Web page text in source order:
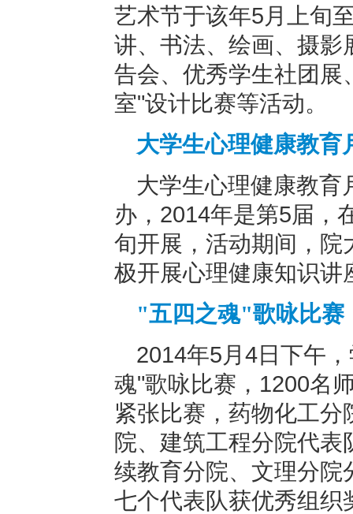
艺术节于该年5月上旬
讲、书法、绘画、摄影
告会、优秀学生社团展
室"设计比赛等活动。
大学生心理健康教育
大学生心理健康教育
办，2014年是第5届，
旬开展，活动期间，院
极开展心理健康知识讲
"五四之魂"歌咏比赛
2014年5月4日下午
魂"歌咏比赛，1200名
紧张比赛，药物化工
院、建筑工程分院代
续教育分院、文理分院
七个代表队获优秀组织